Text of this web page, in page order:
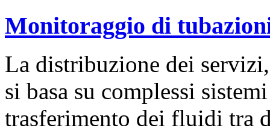
Monitoraggio di
La distribuzione dei
si basa su complessi
trasferimento dei fluidi tra